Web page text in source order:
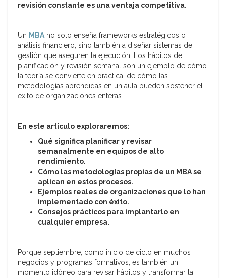
revisión constante es una ventaja competitiva.
Un MBA no solo enseña frameworks estratégicos o
análisis financiero, sino también a diseñar sistemas de
gestión que aseguren la ejecución. Los hábitos de
planificación y revisión semanal son un ejemplo de cómo
la teoría se convierte en práctica, de cómo las
metodologías aprendidas en un aula pueden sostener el
éxito de organizaciones enteras.
En este artículo exploraremos:
Qué significa planificar y revisar
semanalmente en equipos de alto
rendimiento.
Cómo las metodologías propias de un MBA se
aplican en estos procesos.
Ejemplos reales de organizaciones que lo han
implementado con éxito.
Consejos prácticos para implantarlo en
cualquier empresa.
Porque septiembre, como inicio de ciclo en muchos
negocios y programas formativos, es también un
momento idóneo para revisar hábitos y transformar la